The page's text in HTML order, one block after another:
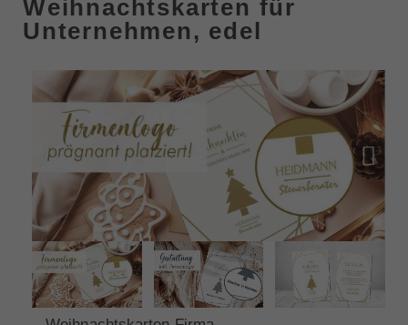
Weihnachtskarten für
Unternehmen, edel